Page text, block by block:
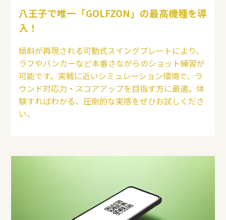
八王子で唯一「GOLFZON」の最高機種を導
入！
傾斜が再現される可動式スイングプレートにより、
ラフやバンカーなど本番さながらのショット練習が
可能です。実戦に近いシミュレーション環境で、ラ
ウンド対応力・スコアアップを目指す方に最適。体
験すればわかる、圧倒的な実感をぜひお試しくださ
い。